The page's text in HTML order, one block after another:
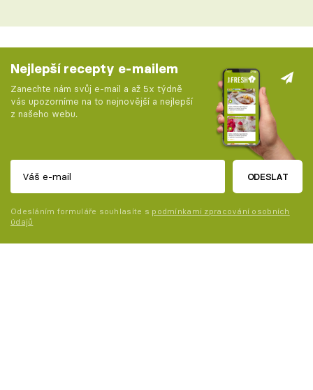
Nejlepší recepty e-mailem
Zanechte nám svůj e-mail a až 5x týdně
vás upozorníme na to nejnovější a nejlepší
z našeho webu.
ODESLAT
Odesláním formuláře souhlasíte s podmínkami zpracování osobních
údajů